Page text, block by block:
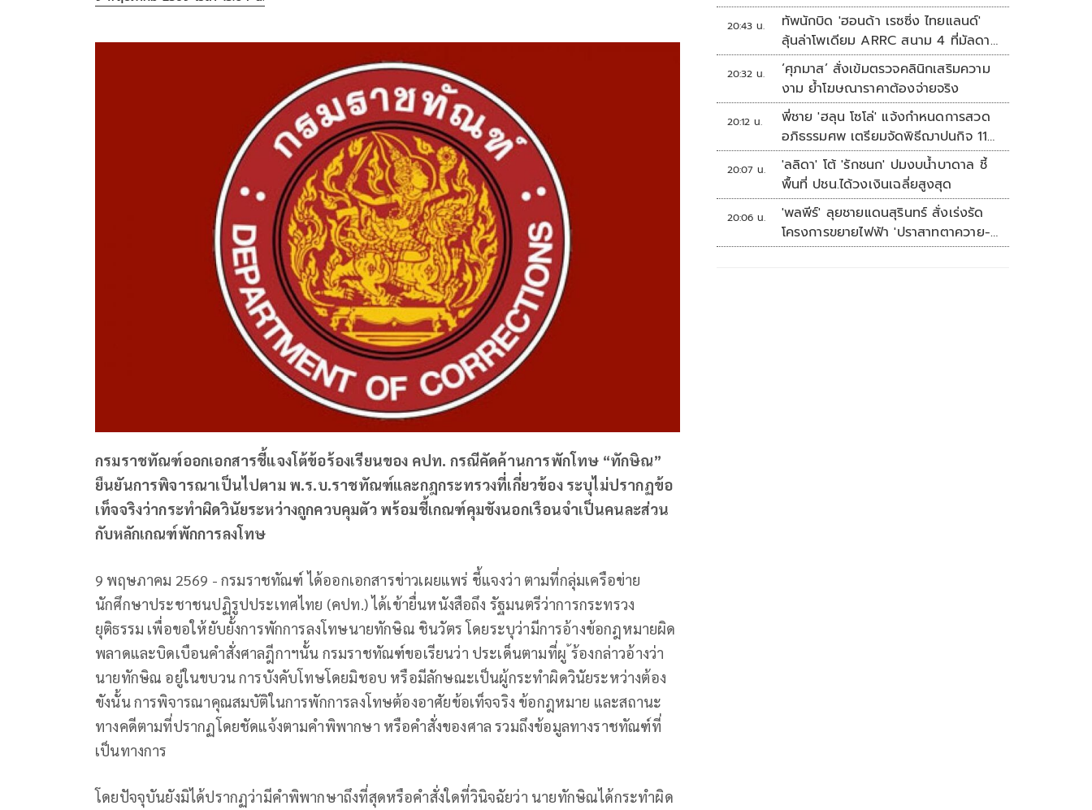
กรมราชทัณฑ์ออกเอกสารชี้แจงโต้ข้อร้องเรียนของ คปท. กรณีคัดค้านการพักโทษ “ทักษิณ”
ยืนยันการพิจารณาเป็นไปตาม พ.ร.บ.ราชทัณฑ์และกฎกระทรวงที่เกี่ยวข้อง ระบุไม่ปรากฏข้อ
เท็จจริงว่ากระทำผิดวินัยระหว่างถูกควบคุมตัว พร้อมชี้เกณฑ์คุมขังนอกเรือนจำเป็นคนละส่วน
กับหลักเกณฑ์พักการลงโทษ
9 พฤษภาคม 2569 - กรมราชทัณฑ์ ได้ออกเอกสารข่าวเผยแพร่ ชี้แจงว่า ตามที่กลุ่มเครือข่าย
นักศึกษาประชาชนปฏิรูปประเทศไทย (คปท.) ได้เข้ายื่นหนังสือถึง รัฐมนตรีว่าการกระทรวง
ยุติธรรม เพื่อขอให้ยับยั้งการพักการลงโทษนายทักษิณ ชินวัตร โดยระบุว่ามีการอ้างข้อกฎหมายผิด
พลาดและบิดเบือนคำสั่งศาลฎีกาฯนั้น กรมราชทัณฑ์ขอเรียนว่า ประเด็นตามที่ผู ้ร้องกล่าวอ้างว่า
นายทักษิณ อยู่ในขบวน การบังคับโทษโดยมิชอบ หรือมีลักษณะเป็นผู้กระทำผิดวินัยระหว่างต้อง
ขังนั้น การพิจารณาคุณสมบัติในการพักการลงโทษต้องอาศัยข้อเท็จจริง ข้อกฎหมาย และสถานะ
ทางคดีตามที่ปรากฏโดยชัดแจ้งตามคำพิพากษา หรือคำสั่งของศาล รวมถึงข้อมูลทางราชทัณฑ์ที่
เป็นทางการ
โดยปัจจุบันยังมิได้ปรากฏว่ามีคำพิพากษาถึงที่สุดหรือคำสั่งใดที่วินิจฉัยว่า นายทักษิณได้กระทำผิด
20:43 น.
ทัพนักบิด 'ฮอนด้า เรซซิ่ง ไทยแลนด์'
ลุ้นล่าโพเดียม ARRC สนาม 4 ที่มัลดาลิ
กา
20:32 น.
‘ศุภมาส’ สั่งเข้มตรวจคลินิกเสริมความ
งาม ย้ำโฆษณาราคาต้องจ่ายจริง
20:12 น.
พี่ชาย 'ฮลุน โซโล่' แจ้งกำหนดการสวด
อภิธรรมศพ เตรียมจัดพิธีฌาปนกิจ 11
ส.ค.
20:07 น.
'ลลิดา' โต้ 'รักชนก' ปมงบน้ำบาดาล ชี้
พื้นที่ ปชน.ได้วงเงินเฉลี่ยสูงสุด
20:06 น.
'พลพีร์' ลุยชายแดนสุรินทร์ สั่งเร่งรัด
โครงการขยายไฟฟ้า 'ปราสาทตาควาย-
เนิน 350'